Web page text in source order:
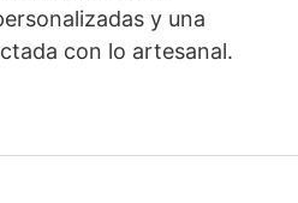
y una
con lo artesanal.